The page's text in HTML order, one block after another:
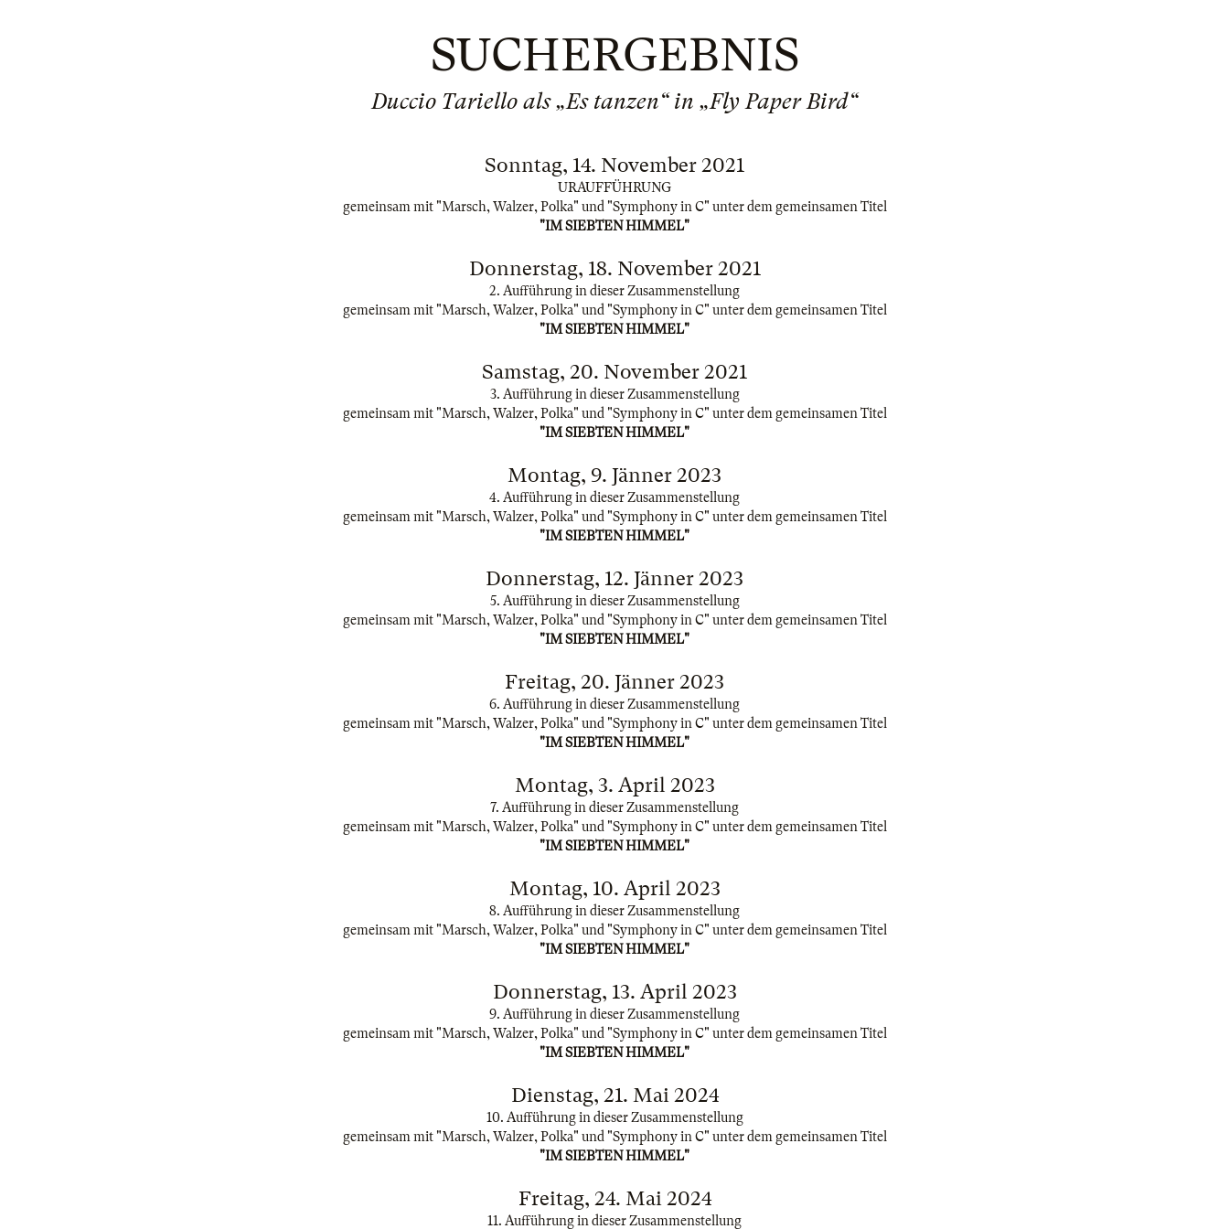
SUCHERGEBNIS
Duccio Tariello als „Es tanzen“ in „Fly Paper Bird“
Sonntag, 14. November 2021
URAUFFÜHRUNG
gemeinsam mit "Marsch, Walzer, Polka" und "Symphony in C" unter dem gemeinsamen Titel
"IM SIEBTEN HIMMEL"
Donnerstag, 18. November 2021
2. Aufführung in dieser Zusammenstellung
gemeinsam mit "Marsch, Walzer, Polka" und "Symphony in C" unter dem gemeinsamen Titel
"IM SIEBTEN HIMMEL"
Samstag, 20. November 2021
3. Aufführung in dieser Zusammenstellung
gemeinsam mit "Marsch, Walzer, Polka" und "Symphony in C" unter dem gemeinsamen Titel
"IM SIEBTEN HIMMEL"
Montag, 9. Jänner 2023
4. Aufführung in dieser Zusammenstellung
gemeinsam mit "Marsch, Walzer, Polka" und "Symphony in C" unter dem gemeinsamen Titel
"IM SIEBTEN HIMMEL"
Donnerstag, 12. Jänner 2023
5. Aufführung in dieser Zusammenstellung
gemeinsam mit "Marsch, Walzer, Polka" und "Symphony in C" unter dem gemeinsamen Titel
"IM SIEBTEN HIMMEL"
Freitag, 20. Jänner 2023
6. Aufführung in dieser Zusammenstellung
gemeinsam mit "Marsch, Walzer, Polka" und "Symphony in C" unter dem gemeinsamen Titel
"IM SIEBTEN HIMMEL"
Montag, 3. April 2023
7. Aufführung in dieser Zusammenstellung
gemeinsam mit "Marsch, Walzer, Polka" und "Symphony in C" unter dem gemeinsamen Titel
"IM SIEBTEN HIMMEL"
Montag, 10. April 2023
8. Aufführung in dieser Zusammenstellung
gemeinsam mit "Marsch, Walzer, Polka" und "Symphony in C" unter dem gemeinsamen Titel
"IM SIEBTEN HIMMEL"
Donnerstag, 13. April 2023
9. Aufführung in dieser Zusammenstellung
gemeinsam mit "Marsch, Walzer, Polka" und "Symphony in C" unter dem gemeinsamen Titel
"IM SIEBTEN HIMMEL"
Dienstag, 21. Mai 2024
10. Aufführung in dieser Zusammenstellung
gemeinsam mit "Marsch, Walzer, Polka" und "Symphony in C" unter dem gemeinsamen Titel
"IM SIEBTEN HIMMEL"
Freitag, 24. Mai 2024
11. Aufführung in dieser Zusammenstellung